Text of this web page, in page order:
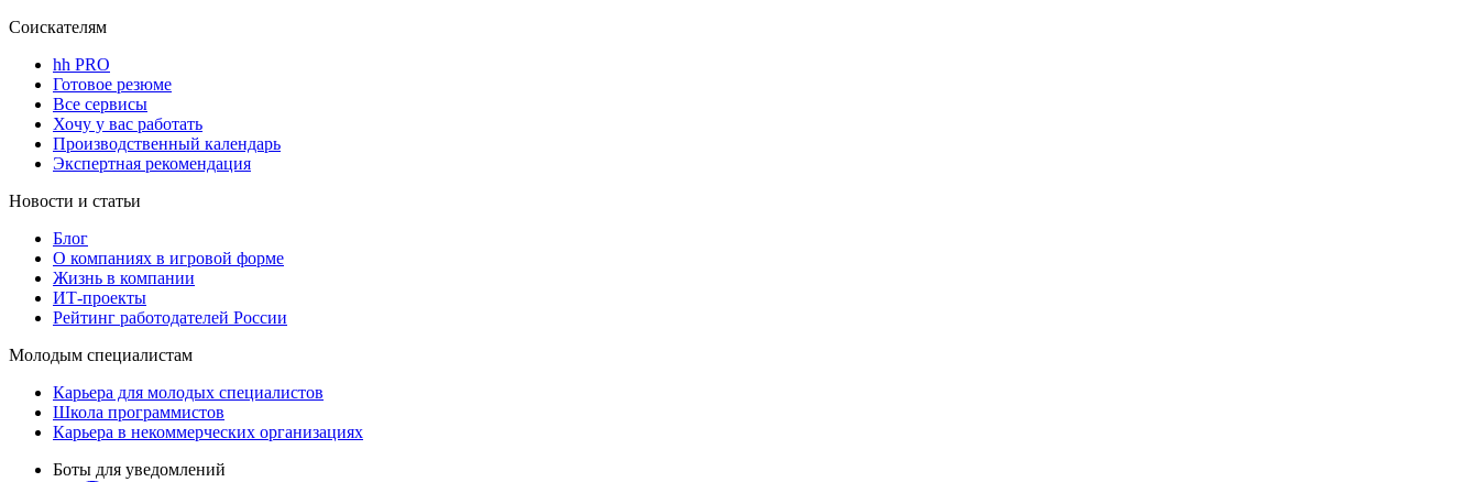
Соискателям
hh PRO
Готовое резюме
Все сервисы
Хочу у вас работать
Производственный календарь
Экспертная рекомендация
Новости и статьи
Блог
О компаниях в игровой форме
Жизнь в компании
ИТ-проекты
Рейтинг работодателей России
Молодым специалистам
Карьера для молодых специалистов
Школа программистов
Карьера в некоммерческих организациях
Боты для уведомлений